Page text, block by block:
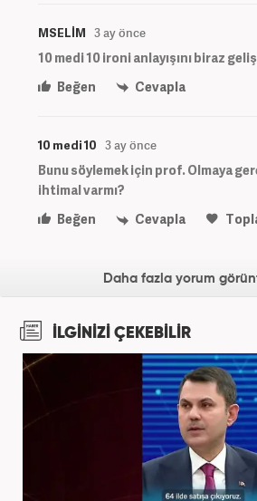
MSELİM 3 ay önce
10 medi 10 ironi anlayışını biraz
Beğen
Cevapla
10 medi 10 3 ay önce
Bunu söylemek için prof. Olmaya
ihtimal varmı?
Beğen
Cevapla
Daha fazla yorum
İLGİNİZİ ÇEKEBİLİR